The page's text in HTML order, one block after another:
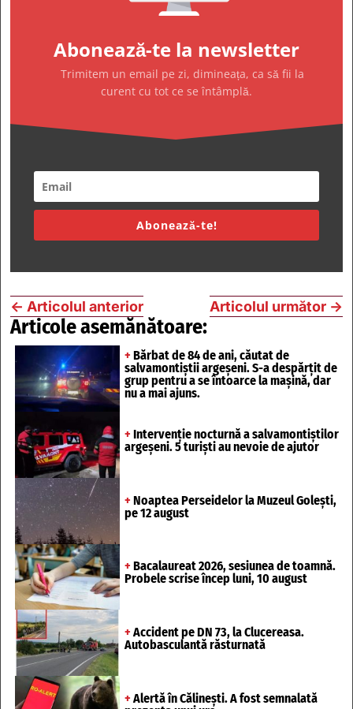
Abonează-te la newsletter
Trimitem un email pe zi, dimineața, ca să fii la
curent cu tot ce se întâmplă.
Abonează-te!
← Articolul anterior Articolul următor →
Articole asemănătoare:
+ Bărbat de 84 de ani, căutat de
salvamontiștii argeșeni. S-a despărțit de
grup pentru a se întoarce la mașină, dar
nu a mai ajuns.
+ Intervenție nocturnă a salvamontiștilor
argeșeni. 5 turiști au nevoie de ajutor
+ Noaptea Perseidelor la Muzeul Golești,
pe 12 august
+ Bacalaureat 2026, sesiunea de toamnă.
Probele scrise încep luni, 10 august
+ Accident pe DN 73, la Clucereasa.
Autobasculantă răsturnată
+ Alertă în Călinești. A fost semnalată